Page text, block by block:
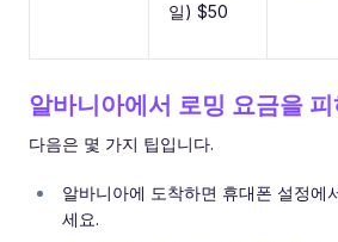
일) $50
알바니아에서 로밍 요금을 피
다음은 몇 가지 팁입니다.
알바니아에 도착하면 휴대폰 설정에
세요.